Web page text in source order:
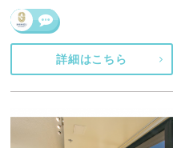
詳細はこちら